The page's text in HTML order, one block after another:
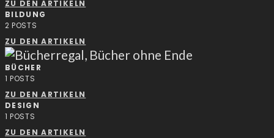
ZU DEN ARTIKELN
BILDUNG
2 POSTS
ZU DEN ARTIKELN
BÜCHER
1 POSTS
ZU DEN ARTIKELN
DESIGN
1 POSTS
ZU DEN ARTIKELN